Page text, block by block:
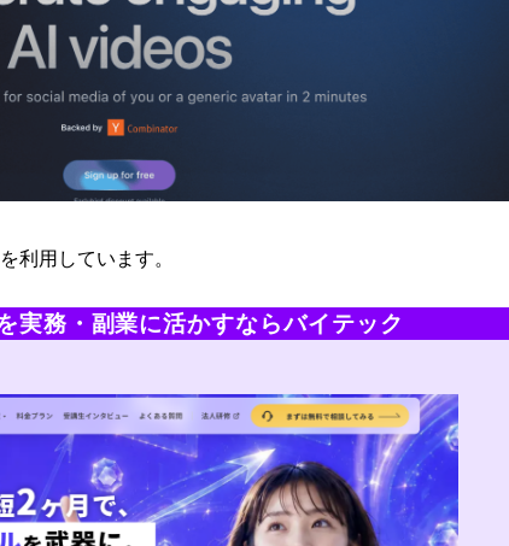
利用しています。
実務・副業に活かすならバイテック